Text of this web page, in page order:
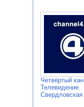
Четвёртый
Телевидение.
Свердловская